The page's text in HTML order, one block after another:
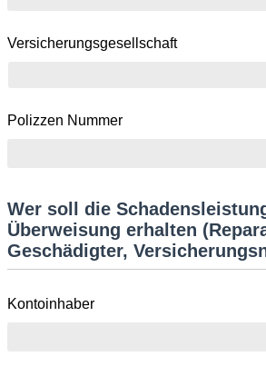
Versicherungsgesellschaft
Polizzen Nummer
Wer soll die
Überweisung erhalten
Geschädigter,
Kontoinhaber